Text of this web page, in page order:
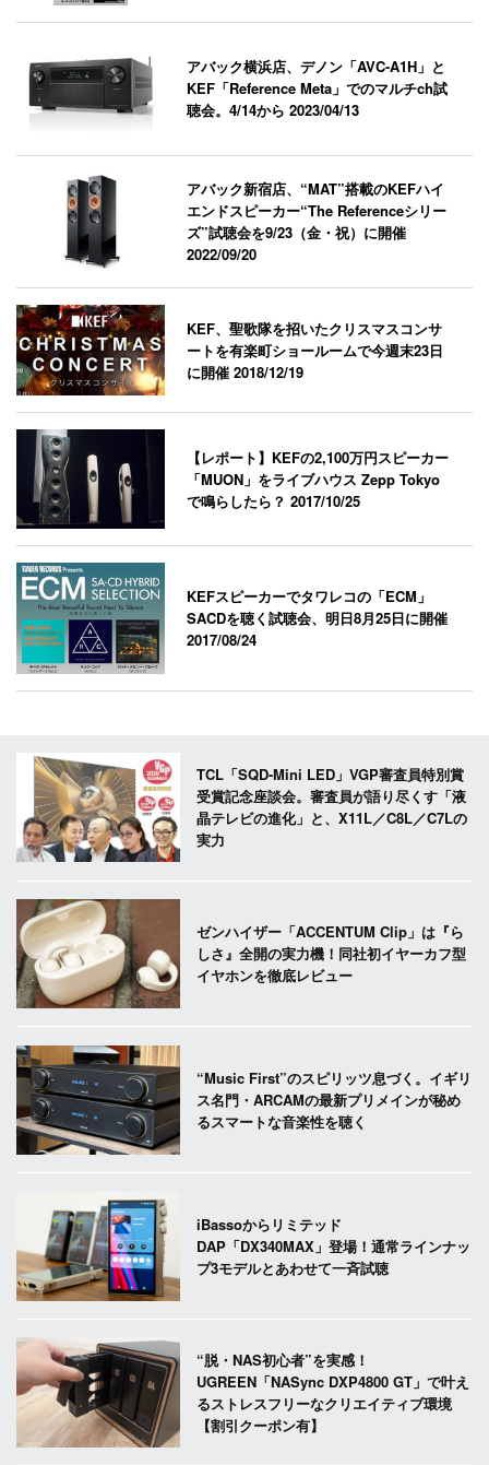
アバック横浜店、デノン「AVC-A1H」と
KEF「Reference Meta」でのマルチch試
聴会。4/14から2023/04/13
アバック新宿店、“MAT”搭載のKEFハイ
エンドスピーカー“The Referenceシリー
ズ”試聴会を9/23（金・祝）に開催
2022/09/20
KEF、聖歌隊を招いたクリスマスコンサ
ートを有楽町ショールームで今週末23日
に開催2018/12/19
【レポート】KEFの2,100万円スピーカー
「MUON」をライブハウス Zepp Tokyo
で鳴らしたら？2017/10/25
KEFスピーカーでタワレコの「ECM」
SACDを聴く試聴会、明日8月25日に開催
2017/08/24
TCL「SQD-Mini LED」VGP審査員特別賞
受賞記念座談会。審査員が語り尽くす「液
晶テレビの進化」と、X11L／C8L／C7Lの
実力
ゼンハイザー「ACCENTUM Clip」は『ら
しさ』全開の実力機！同社初イヤーカフ型
イヤホンを徹底レビュー
“Music First”のスピリッツ息づく。イギリ
ス名門・ARCAMの最新プリメインが秘め
るスマートな音楽性を聴く
iBassoからリミテッド
DAP「DX340MAX」登場！通常ラインナッ
プ3モデルとあわせて一斉試聴
“脱・NAS初心者”を実感！
UGREEN「NASync DXP4800 GT」で叶え
るストレスフリーなクリエイティブ環境
【割引クーポン有】